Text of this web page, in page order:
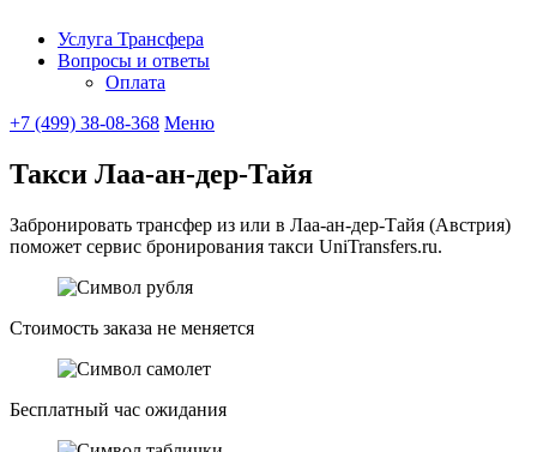
Услуга Трансфера
Вопросы и ответы
Оплата
+7 (499) 38-08-368 Меню
Такси Лаа-ан-дер-Тайя
Забронировать трансфер из или в Лаа-ан-дер-Тайя (Австрия)
поможет сервис бронирования такси UniTransfers.ru.
Стоимость заказа не меняется
Бесплатный час ожидания